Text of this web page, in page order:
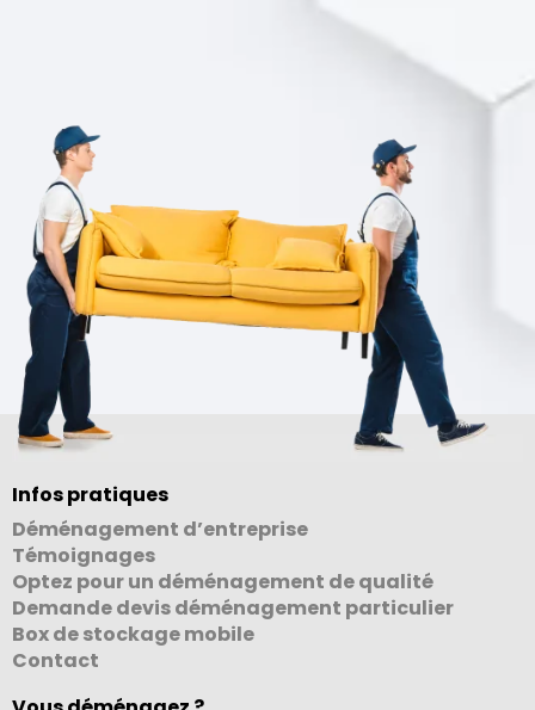
Infos pratiques
Déménagement d’entreprise
Témoignages
Optez pour un déménagement de qualité
Demande devis déménagement particulier
Box de stockage mobile
Contact